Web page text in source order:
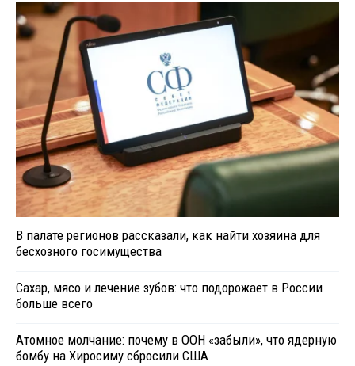
В палате регионов рассказали, как найти хозяина для
бесхозного госимущества
Сахар, мясо и лечение зубов: что подорожает в России
больше всего
Атомное молчание: почему в ООН «забыли», что ядерную
бомбу на Хиросиму сбросили США